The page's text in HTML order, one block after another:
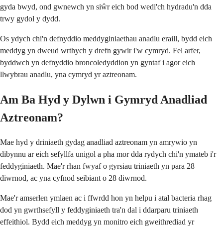
gyda bwyd, ond gwnewch yn siŵr eich bod wedi'ch hydradu'n dda
trwy gydol y dydd.
Os ydych chi'n defnyddio meddyginiaethau anadlu eraill, bydd eich
meddyg yn dweud wrthych y drefn gywir i'w cymryd. Fel arfer,
byddwch yn defnyddio broncoledyddion yn gyntaf i agor eich
llwybrau anadlu, yna cymryd yr aztreonam.
Am Ba Hyd y Dylwn i Gymryd Anadliad
Aztreonam?
Mae hyd y driniaeth gydag anadliad aztreonam yn amrywio yn
dibynnu ar eich sefyllfa unigol a pha mor dda rydych chi'n ymateb i'r
feddyginiaeth. Mae'r rhan fwyaf o gyrsiau triniaeth yn para 28
diwrnod, ac yna cyfnod seibiant o 28 diwrnod.
Mae'r amserlen ymlaen ac i ffwrdd hon yn helpu i atal bacteria rhag
dod yn gwrthsefyll y feddyginiaeth tra'n dal i ddarparu triniaeth
effeithiol. Bydd eich meddyg yn monitro eich gweithrediad yr